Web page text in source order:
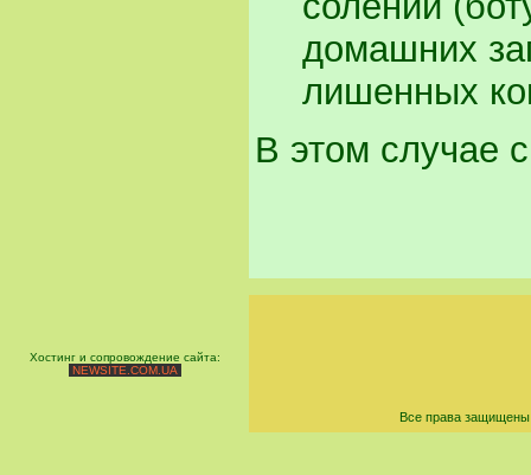
домашних
лишенных
В этом случае
Хостинг и сопровождение сайта:
NEWSITE.COM.UA
Все права